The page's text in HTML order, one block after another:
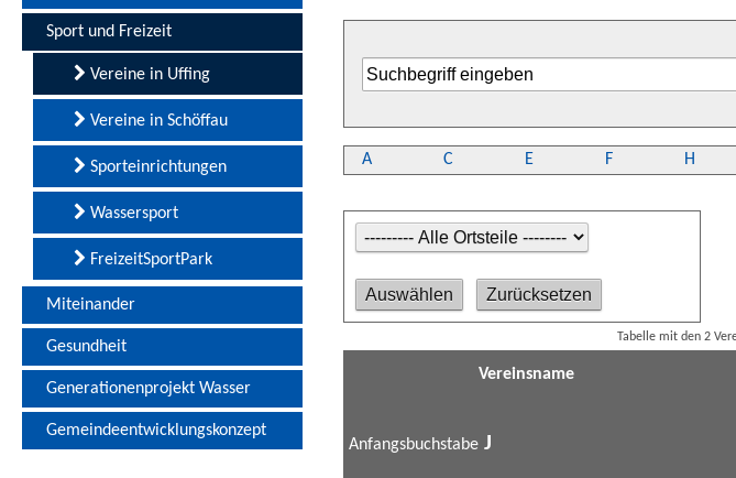
Sport und Freizeit
Vereine in Uffing
Vereine in Schöffau
Sporteinrichtungen
Wassersport
FreizeitSportPark
Miteinander
Gesundheit
Generationenprojekt Wasser
Gemeindeentwicklungskonzept
A C E F H
Tabelle mit den 2
Vereinsname
Anfangsbuchstabe J